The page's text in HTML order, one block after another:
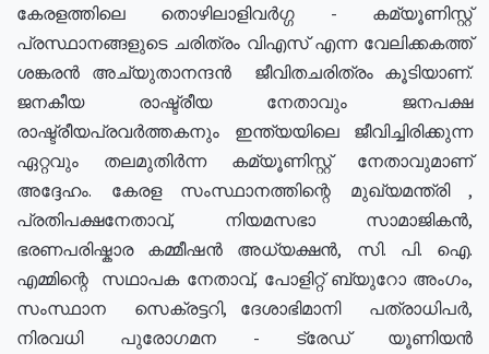
കേരളത്തിലെ തൊഴിലാളിവർഗ്ഗ - കമ്യൂണിസ്റ്റ്
പ്രസ്ഥാനങ്ങളുടെ ചരിത്രം വിഎസ് എന്ന വേലിക്കകത്ത്
ശങ്കരൻ അച്യുതാനന്ദൻ ജീവിതചരിത്രം കൂടിയാണ്.
ജനകീയ രാഷ്ട്രീയ നേതാവും ജനപക്ഷ
രാഷ്ട്രീയപ്രവർത്തകനും ഇന്ത്യയിലെ ജീവിച്ചിരിക്കുന്ന
ഏറ്റവും തലമുതിർന്ന കമ്യൂണിസ്റ്റ് നേതാവുമാണ്
അദ്ദേഹം. കേരള സംസ്ഥാനത്തിന്റെ മുഖ്യമന്ത്രി ,
പ്രതിപക്ഷനേതാവ്, നിയമസഭാ സാമാജികൻ,
ഭരണപരിഷ്കാര കമ്മീഷൻ അധ്യക്ഷൻ, സി. പി. ഐ.
എമ്മിന്റെ സഥാപക നേതാവ്, പോളിറ്റ് ബ്യുറോ അംഗം,
സംസ്ഥാന സെക്രട്ടറി, ദേശാഭിമാനി പത്രാധിപർ,
നിരവധി പുരോഗമന - ട്രേഡ് യൂണിയൻ